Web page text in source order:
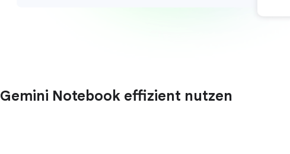
Gemini Notebook effizient nutzen